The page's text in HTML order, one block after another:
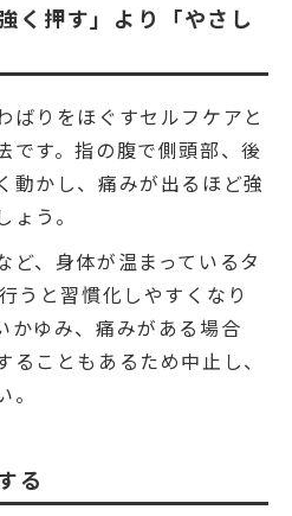
く押す」より「やさし
ばりをほぐすセルフケアと
です。指の腹で側頭部、後
動かし、痛みが出るほど強
う。
ど、身体が温まっているタ
うと習慣化しやすくなり
かゆみ、痛みがある場合
こともあるため中止し、
る